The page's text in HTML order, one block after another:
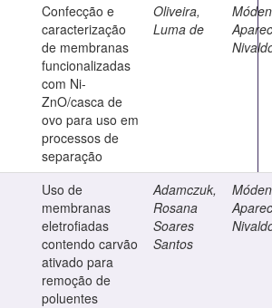
Confecção e
caracterização
de membranas
funcionalizadas
com Ni-
ZnO/casca de
ovo para uso em
processos de
separação
Oliveira,
Luma de
Uso de
membranas
eletrofiadas
contendo carvão
ativado para
remoção de
poluentes
Adamczuk,
Rosana
Soares
Santos